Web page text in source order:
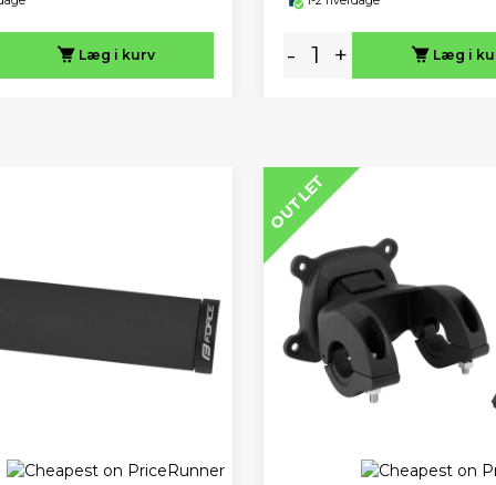
Læg i kurv - + Læg i
OUTLET